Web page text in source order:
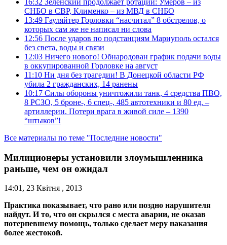
СНБО в СВР, Клименко – из МВД в СНБО
13:49 Гауляйтер Горловки “насчитал” 8 обстрелов, о
которых сам же не написал ни слова
12:56 После ударов по подстанциям Мариуполь остался
без света, воды и связи
12:03 Ничего нового! Обнародован график подачи воды
в оккупированной Горловке на август
11:10 Ни дня без трагедии! В Донецкой области РФ
убила 2 гражданских, 14 ранены
10:17 Силы обороны уничтожили танк, 4 средства ПВО,
8 РСЗО, 5 броне-, 6 спец-, 485 автотехники и 80 ед. –
артиллерии. Потери врага в живой силе – 1390
“штыков”!
Все материалы по теме "Последние новости"
Милиционеры установили злоумышленника
раньше, чем он ожидал
14:01, 23 Квітня , 2013
Практика показывает, что рано или поздно нарушителя
найдут. И то, что он скрылся с места аварии, не оказав
потерпевшему помощь, только сделает меру наказания
более жестокой.